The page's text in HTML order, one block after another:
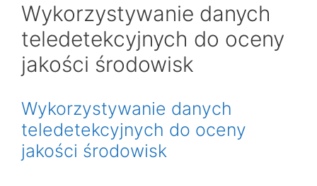
Wykorzystywanie danych
teledetekcyjnych do oceny
jakości środowisk
Wykorzystywanie danych
teledetekcyjnych do oceny
jakości środowisk